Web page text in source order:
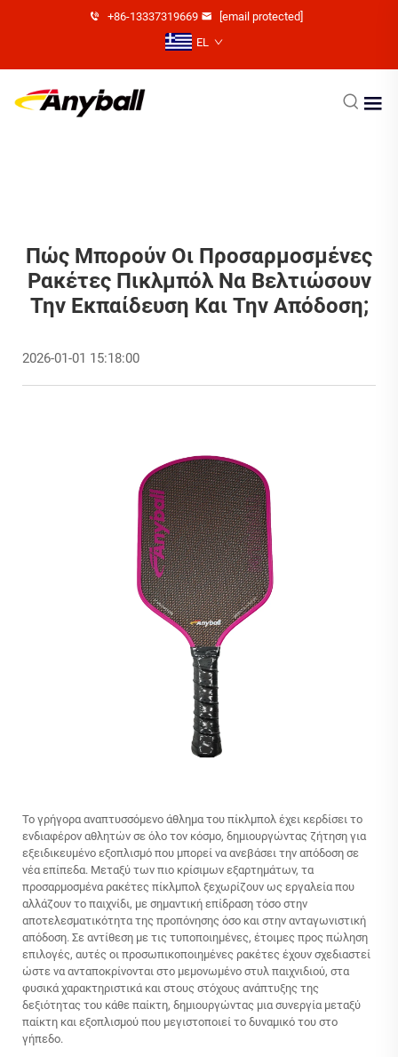
+86-13337319669
[email protected]
EL
Πώς Μπορούν Οι Προσαρμοσμένες
Ρακέτες Πικλμπόλ Να Βελτιώσουν
Την Εκπαίδευση Και Την Απόδοση;
2026-01-01 15:18:00
Το γρήγορα αναπτυσσόμενο άθλημα του πίκλμπολ έχει κερδίσει το
ενδιαφέρον αθλητών σε όλο τον κόσμο, δημιουργώντας ζήτηση για
εξειδικευμένο εξοπλισμό που μπορεί να ανεβάσει την απόδοση σε
νέα επίπεδα. Μεταξύ των πιο κρίσιμων εξαρτημάτων, τα
προσαρμοσμένα ρακέτες πίκλμπολ ξεχωρίζουν ως εργαλεία που
αλλάζουν το παιχνίδι, με σημαντική επίδραση τόσο στην
αποτελεσματικότητα της προπόνησης όσο και στην ανταγωνιστική
απόδοση. Σε αντίθεση με τις τυποποιημένες, έτοιμες προς πώληση
επιλογές, αυτές οι προσωπικοποιημένες ρακέτες έχουν σχεδιαστεί
ώστε να ανταποκρίνονται στο μεμονωμένο στυλ παιχνιδιού, στα
φυσικά χαρακτηριστικά και στους στόχους ανάπτυξης της
δεξιότητας του κάθε παίκτη, δημιουργώντας μια συνεργία μεταξύ
παίκτη και εξοπλισμού που μεγιστοποιεί το δυναμικό του στο
γήπεδο.